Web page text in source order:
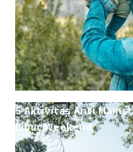
5 Aktivitas Anti
Libur Weekend